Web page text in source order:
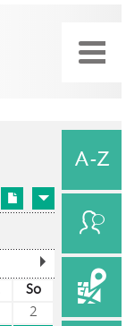
So
2